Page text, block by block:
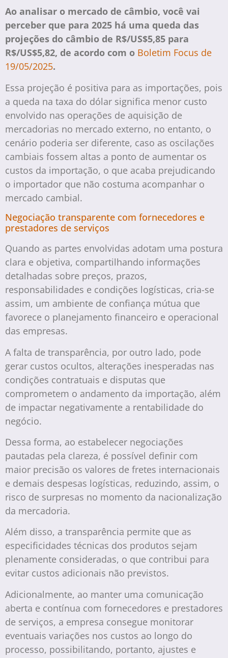
Ao analisar o mercado de câmbio, você vai
perceber que para 2025 há uma queda das
projeções do câmbio de R$/US$5,85 para
R$/US$5,82, de acordo com o Boletim Focus de
19/05/2025.
Essa projeção é positiva para as importações, pois
a queda na taxa do dólar significa menor custo
envolvido nas operações de aquisição de
mercadorias no mercado externo, no entanto, o
cenário poderia ser diferente, caso as oscilações
cambiais fossem altas a ponto de aumentar os
custos da importação, o que acaba prejudicando
o importador que não costuma acompanhar o
mercado cambial.
Negociação transparente com fornecedores e
prestadores de serviços
Quando as partes envolvidas adotam uma postura
clara e objetiva, compartilhando informações
detalhadas sobre preços, prazos,
responsabilidades e condições logísticas, cria-se
assim, um ambiente de confiança mútua que
favorece o planejamento financeiro e operacional
das empresas.
A falta de transparência, por outro lado, pode
gerar custos ocultos, alterações inesperadas nas
condições contratuais e disputas que
comprometem o andamento da importação, além
de impactar negativamente a rentabilidade do
negócio.
Dessa forma, ao estabelecer negociações
pautadas pela clareza, é possível definir com
maior precisão os valores de fretes internacionais
e demais despesas logísticas, reduzindo, assim, o
risco de surpresas no momento da nacionalização
da mercadoria.
Além disso, a transparência permite que as
especificidades técnicas dos produtos sejam
plenamente consideradas, o que contribui para
evitar custos adicionais não previstos.
Adicionalmente, ao manter uma comunicação
aberta e contínua com fornecedores e prestadores
de serviços, a empresa consegue monitorar
eventuais variações nos custos ao longo do
processo, possibilitando, portanto, ajustes e